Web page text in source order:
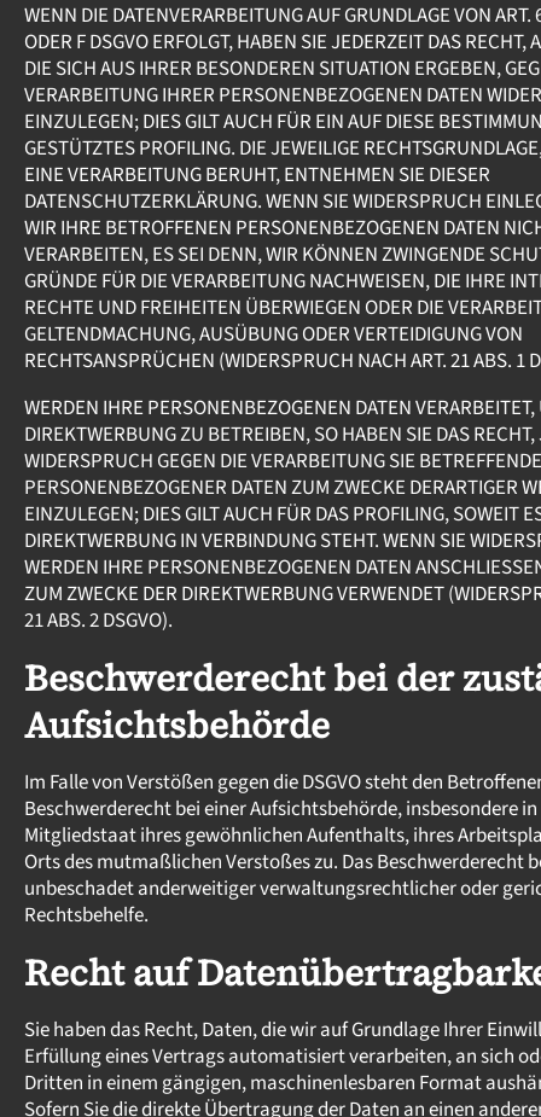
WENN DIE DATENVERARBEITUNG AUF GRUNDLAGE VON ART.
ODER F DSGVO ERFOLGT, HABEN SIE JEDERZEIT DAS RECHT,
DIE SICH AUS IHRER BESONDEREN SITUATION ERGEBEN,
VERARBEITUNG IHRER PERSONENBEZOGENEN DATEN
EINZULEGEN; DIES GILT AUCH FÜR EIN AUF DIESE
GESTÜTZTES PROFILING. DIE JEWEILIGE
EINE VERARBEITUNG BERUHT, ENTNEHMEN SIE DIESER
DATENSCHUTZERKLÄRUNG. WENN SIE WIDERSPRUCH
WIR IHRE BETROFFENEN PERSONENBEZOGENEN DATEN
VERARBEITEN, ES SEI DENN, WIR KÖNNEN ZWINGENDE
GRÜNDE FÜR DIE VERARBEITUNG NACHWEISEN, DIE IHRE
RECHTE UND FREIHEITEN ÜBERWIEGEN ODER DIE
GELTENDMACHUNG, AUSÜBUNG ODER VERTEIDIGUNG VON
RECHTSANSPRÜCHEN (WIDERSPRUCH NACH ART. 21 ABS. 1
WERDEN IHRE PERSONENBEZOGENEN DATEN VERARBEITET,
DIREKTWERBUNG ZU BETREIBEN, SO HABEN SIE DAS
WIDERSPRUCH GEGEN DIE VERARBEITUNG SIE
PERSONENBEZOGENER DATEN ZUM ZWECKE DERARTIGER
EINZULEGEN; DIES GILT AUCH FÜR DAS PROFILING, SOWEIT
DIREKTWERBUNG IN VERBINDUNG STEHT. WENN SIE
WERDEN IHRE PERSONENBEZOGENEN DATEN
ZUM ZWECKE DER DIREKTWERBUNG VERWENDET
21 ABS. 2 DSGVO).
Beschwerde­recht bei der
Aufsichts­behörde
Im Falle von Verstößen gegen die DSGVO steht den
Beschwerderecht bei einer Aufsichtsbehörde, insbesondere
Mitgliedstaat ihres gewöhnlichen Aufenthalts, ihres
Orts des mutmaßlichen Verstoßes zu. Das Beschwerderecht
unbeschadet anderweitiger verwaltungsrechtlicher oder
Rechtsbehelfe.
Recht auf
Sie haben das Recht, Daten, die wir auf Grundlage Ihrer
Erfüllung eines Vertrags automatisiert verarbeiten, an sich
Dritten in einem gängigen, maschinenlesbaren Format
Sofern Sie die direkte Übertragung der Daten an einen